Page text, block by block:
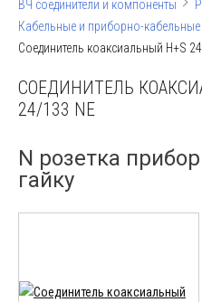
ВЧ соединители и компоненты
Кабельные и приборно-кабельные
Соединитель коаксиальный H+S
СОЕДИНИТЕЛЬ
24/133 NE
N розетка
гайку